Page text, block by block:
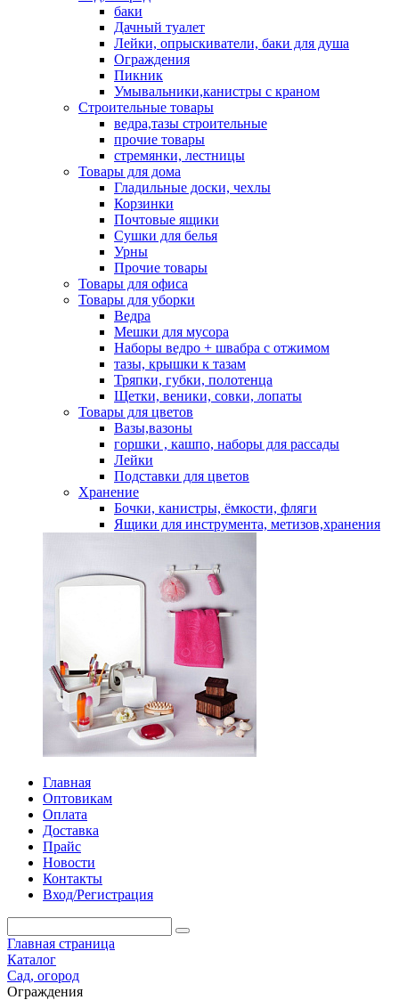
баки
Дачный туалет
Лейки, опрыскиватели, баки для душа
Ограждения
Пикник
Умывальники,канистры с краном
Строительные товары
ведра,тазы строительные
прочие товары
стремянки, лестницы
Товары для дома
Гладильные доски, чехлы
Корзинки
Почтовые ящики
Сушки для белья
Урны
Прочие товары
Товары для офиса
Товары для уборки
Ведра
Мешки для мусора
Наборы ведро + швабра с отжимом
тазы, крышки к тазам
Тряпки, губки, полотенца
Щетки, веники, совки, лопаты
Товары для цветов
Вазы,вазоны
горшки , кашпо, наборы для рассады
Лейки
Подставки для цветов
Хранение
Бочки, канистры, ёмкости, фляги
Ящики для инструмента, метизов,хранения
Главная
Оптовикам
Оплата
Доставка
Прайс
Новости
Контакты
Вход/Регистрация
Главная страница
Каталог
Сад, огород
Ограждения